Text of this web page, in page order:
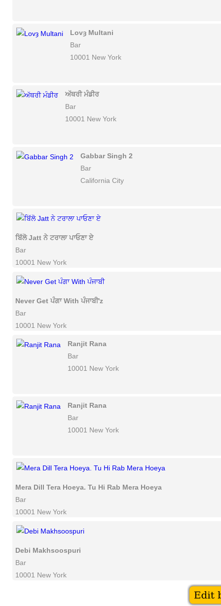
Lovȝ Multani
Bar
10001 New York
ਅੱਥਰੀ ਮੰਡੀਰ
Bar
10001 New York
Gabbar Singh 2
Bar
California City
ਬਿੱਲੋ Jatt ਨੇ ਟਰਾਲਾ ਪਾਓਣਾ ਏ
Bar
10001 New York
Never Get ਪੰਗਾ With ਪੰਜਾਬੀ'z
Bar
10001 New York
Ranjit Rana
Bar
10001 New York
Ranjit Rana
Bar
10001 New York
Mera Dill Tera Hoeya. Tu Hi Rab Mera Hoeya
Bar
10001 New York
Debi Makhsoospuri
Bar
10001 New York